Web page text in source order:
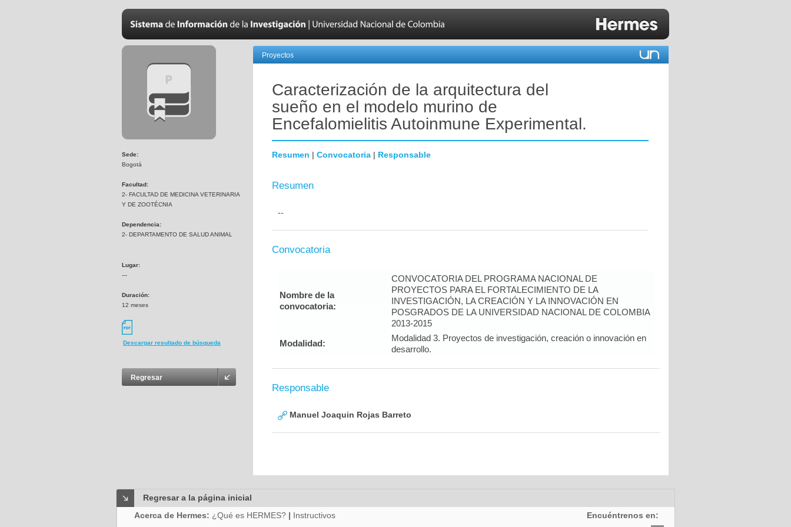
Sede:
Bogotá
Facultad:
2- FACULTAD DE MEDICINA VETERINARIA
Y DE ZOOTÉCNIA
Dependencia:
2- DEPARTAMENTO DE SALUD ANIMAL
Lugar:
---
Duración:
12 meses
Descargar resultado de búsqueda
Regresar
Proyectos
Caracterización de la arquitectura del
sueño en el modelo murino de
Encefalomielitis Autoinmune Experimental.
Resumen | Convocatoria | Responsable
Resumen
--
Convocatoria
Nombre de la
convocatoria:
CONVOCATORIA DEL PROGRAMA NACIONAL DE
PROYECTOS PARA EL FORTALECIMIENTO DE LA
INVESTIGACIÓN, LA CREACIÓN Y LA INNOVACIÓN EN
POSGRADOS DE LA UNIVERSIDAD NACIONAL DE COLOMBIA
2013-2015
Modalidad:
Modalidad 3. Proyectos de investigación, creación o innovación en
desarrollo.
Responsable
Manuel Joaquin Rojas Barreto
Regresar a la página inicial
Acerca de Hermes: ¿Qué es HERMES? | Instructivos Encuéntrenos en: